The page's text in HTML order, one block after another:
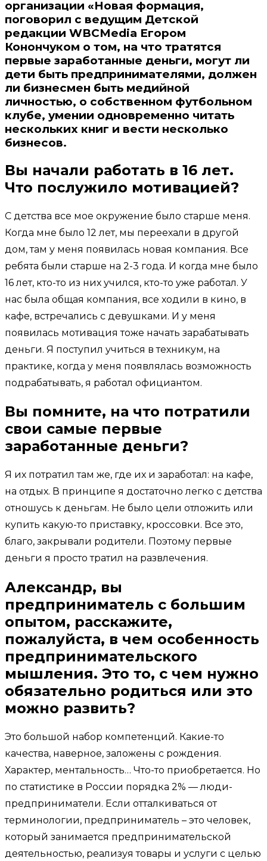
организации «Новая формация,
поговорил с ведущим Детской
редакции WBCMedia Егором
Конончуком о том, на что тратятся
первые заработанные деньги, могут ли
дети быть предпринимателями, должен
ли бизнесмен быть медийной
личностью, о собственном футбольном
клубе, умении одновременно читать
нескольких книг и вести несколько
бизнесов.
Вы начали работать в 16 лет.
Что послужило мотивацией?
С детства все мое окружение было старше меня.
Когда мне было 12 лет, мы переехали в другой
дом, там у меня появилась новая компания. Все
ребята были старше на 2-3 года. И когда мне было
16 лет, кто-то из них учился, кто-то уже работал. У
нас была общая компания, все ходили в кино, в
кафе, встречались с девушками. И у меня
появилась мотивация тоже начать зарабатывать
деньги. Я поступил учиться в техникум, на
практике, когда у меня появлялась возможность
подрабатывать, я работал официантом.
Вы помните, на что потратили
свои самые первые
заработанные деньги?
Я их потратил там же, где их и заработал: на кафе,
на отдых. В принципе я достаточно легко с детства
отношусь к деньгам. Не было цели отложить или
купить какую-то приставку, кроссовки. Все это,
благо, закрывали родители. Поэтому первые
деньги я просто тратил на развлечения.
Александр, вы
предприниматель с большим
опытом, расскажите,
пожалуйста, в чем особенность
предпринимательского
мышления. Это то, с чем нужно
обязательно родиться или это
можно развить?
Это большой набор компетенций. Какие-то
качества, наверное, заложены с рождения.
Характер, ментальность… Что-то приобретается. Но
по статистике в России порядка 2% — люди-
предприниматели. Если отталкиваться от
терминологии, предприниматель – это человек,
который занимается предпринимательской
деятельностью, реализуя товары и услуги с целью